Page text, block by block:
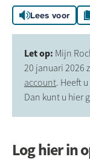
Lees voor
Let op: Mijn
20 januari 2026
account. Heeft
Dan kunt u hier
Log hier in